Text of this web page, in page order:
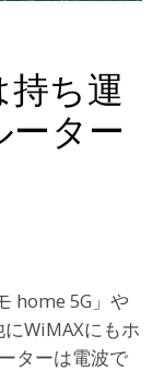
ち運
ター
WiMAXにもホ
ターは電波で